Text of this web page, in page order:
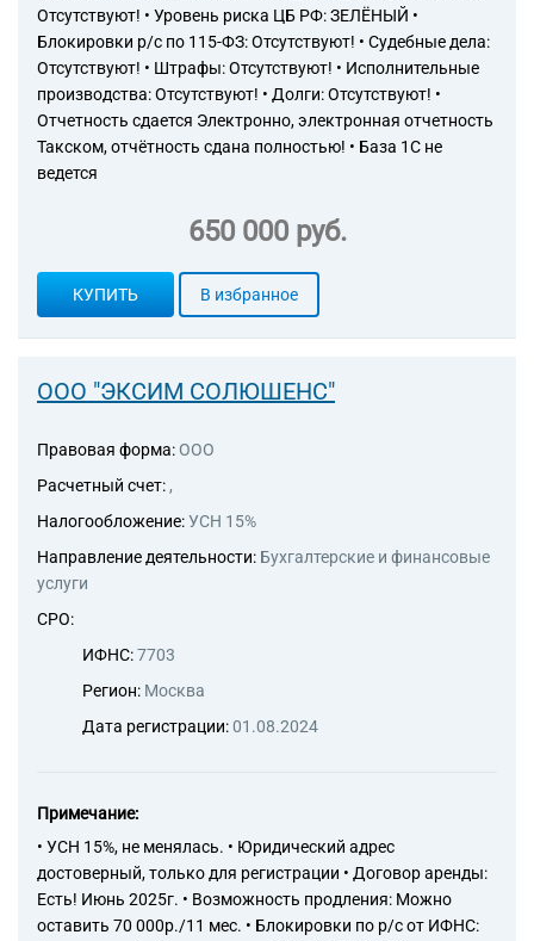
Отсутствуют! • Уровень риска ЦБ РФ: ЗЕЛЁНЫЙ •
Блокировки р/с по 115-ФЗ: Отсутствуют! • Судебные дела:
Отсутствуют! • Штрафы: Отсутствуют! • Исполнительные
производства: Отсутствуют! • Долги: Отсутствуют! •
Отчетность сдается Электронно, электронная отчетность
Такском, отчётность сдана полностью! • База 1С не
ведется
650 000 руб.
КУПИТЬ В избранное
ООО "ЭКСИМ СОЛЮШЕНС"
Правовая форма: ООО
Расчетный счет: ,
Налогообложение:УСН 15%
Направление деятельности: Бухгалтерские и финансовые
услуги
СРО:
ИФНС:7703
Регион: Москва
Дата регистрации:01.08.2024
Примечание:
• УСН 15%, не менялась. • Юридический адрес
достоверный, только для регистрации • Договор аренды:
Есть! Июнь 2025г. • Возможность продления: Можно
оставить 70 000р./11 мес. • Блокировки по р/с от ИФНС: